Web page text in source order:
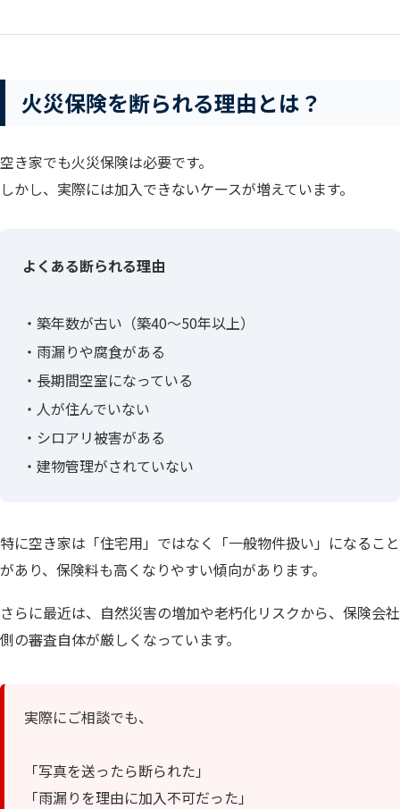
火災保険を断られる理由とは？
空き家でも火災保険は必要です。
しかし、実際には加入できないケースが増えています。
よくある断られる理由
・築年数が古い（築40〜50年以上）
・雨漏りや腐食がある
・長期間空室になっている
・人が住んでいない
・シロアリ被害がある
・建物管理がされていない
特に空き家は「住宅用」ではなく「一般物件扱い」になること
があり、保険料も高くなりやすい傾向があります。
さらに最近は、自然災害の増加や老朽化リスクから、保険会社
側の審査自体が厳しくなっています。
実際にご相談でも、
「写真を送ったら断られた」
「雨漏りを理由に加入不可だった」